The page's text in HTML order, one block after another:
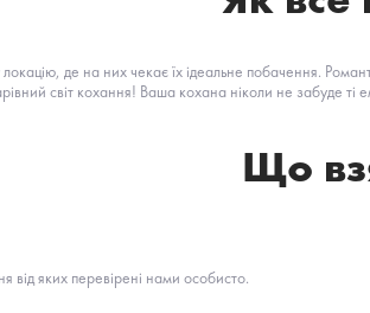
де на них чекає їх ідеальне побачення.
світ кохання! Ваша кохана ніколи не забуде ті
Що
яких перевірені нами особисто.